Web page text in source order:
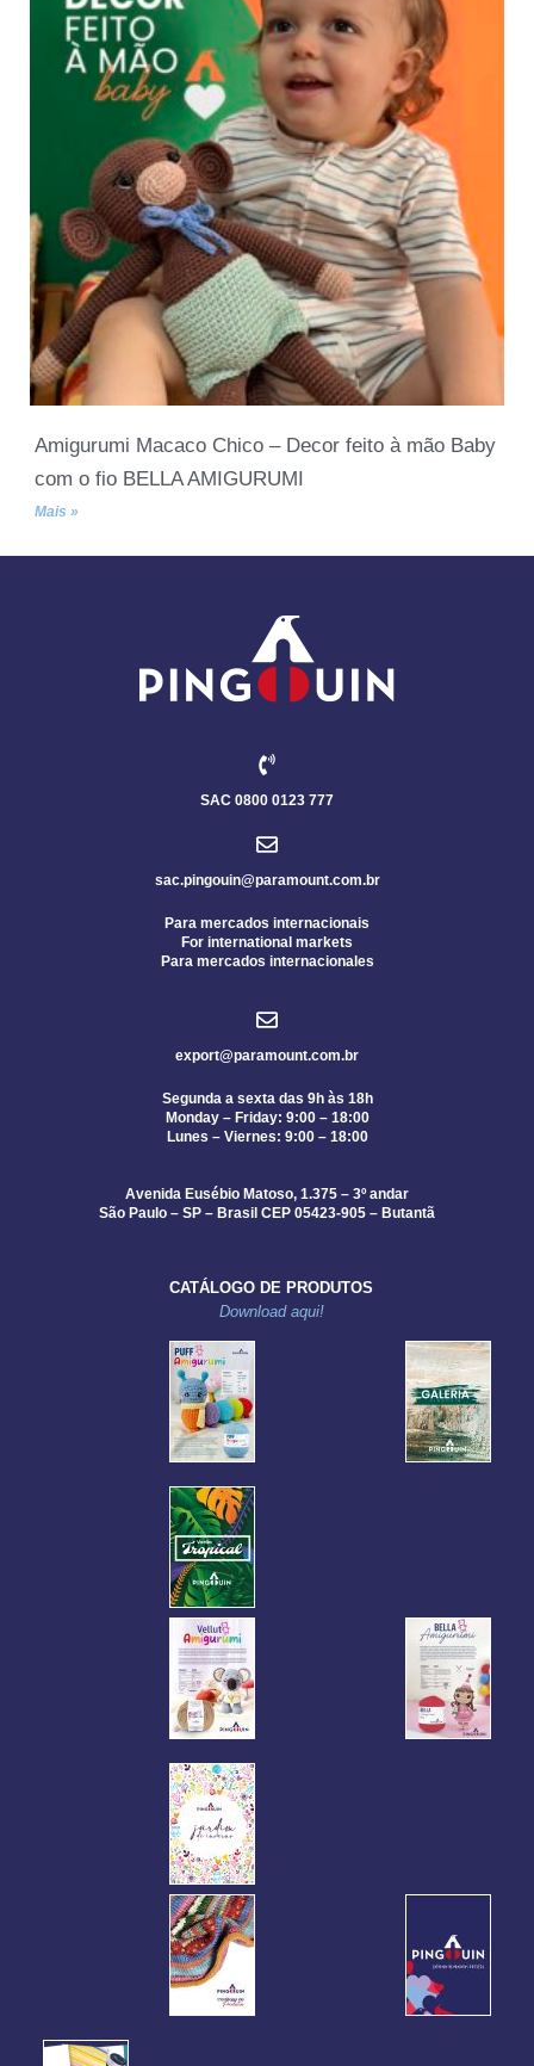
Amigurumi Macaco Chico – Decor feito à mão Baby
com o fio BELLA AMIGURUMI
Mais »
SAC 0800 0123 777
sac.pingouin@paramount.com.br
Para mercados internacionais
For international markets
Para mercados internacionales
export@paramount.com.br
Segunda a sexta das 9h às 18h
Monday – Friday: 9:00 – 18:00
Lunes – Viernes: 9:00 – 18:00
Avenida Eusébio Matoso, 1.375 – 3º andar
São Paulo – SP – Brasil CEP 05423-905 – Butantã
CATÁLOGO DE PRODUTOS
Download aqui!